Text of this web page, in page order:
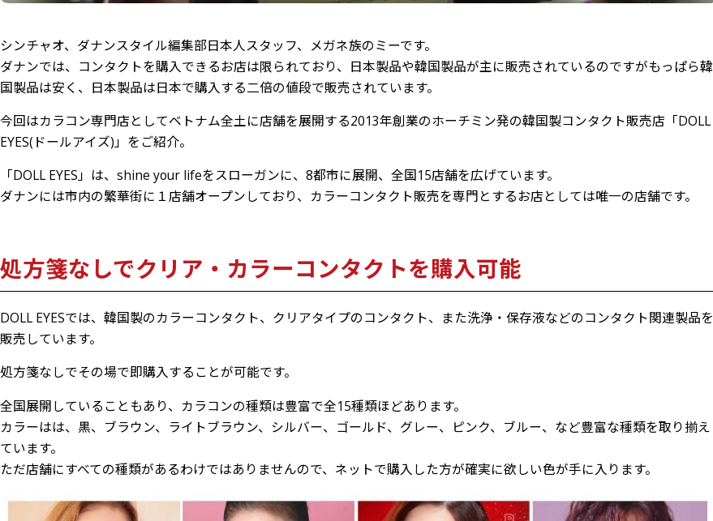
シンチャオ、ダナンスタイル編集部日本人スタッフ、メガネ族のミーです。
ダナンでは、コンタクトを購入できるお店は限られており、日本製品や韓国製品が主に販売されているのですがもっぱら韓
国製品は安く、日本製品は日本で購入する二倍の値段で販売されています。
今回はカラコン専門店としてベトナム全土に店舗を展開する2013年創業のホーチミン発の韓国製コンタクト販売店「DOLL
EYES(ドールアイズ)」をご紹介。
「DOLL EYES」は、shine your lifeをスローガンに、8都市に展開、全国15店舗を広げています。
ダナンには市内の繁華街に１店舗オープンしており、カラーコンタクト販売を専門とするお店としては唯一の店舗です。
処方箋なしでクリア・カラーコンタクトを購入可能
DOLL EYESでは、韓国製のカラーコンタクト、クリアタイプのコンタクト、また洗浄・保存液などのコンタクト関連製品を
販売しています。
処方箋なしでその場で即購入することが可能です。
全国展開していることもあり、カラコンの種類は豊富で全15種類ほどあります。
カラーはは、黒、ブラウン、ライトブラウン、シルバー、ゴールド、グレー、ピンク、ブルー、など豊富な種類を取り揃え
ています。
ただ店舗にすべての種類があるわけではありませんので、ネットで購入した方が確実に欲しい色が手に入ります。